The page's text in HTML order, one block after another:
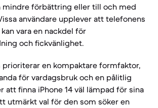
mindre förbättring eller till och med
användare upplever att telefonens
vara en nackdel för
och fickvänlighet.
prioriterar en kompaktare formfaktor,
för vardagsbruk och en pålitlig
att finna iPhone 14 väl lämpad för sina
utmärkt val för den som söker en